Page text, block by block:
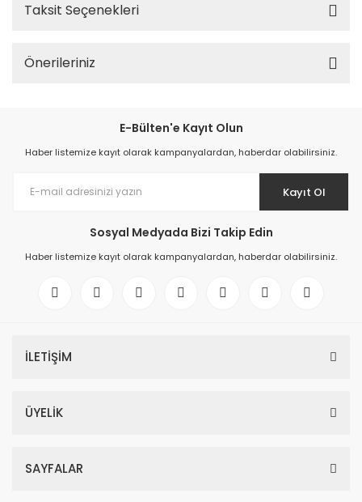
Taksit Seçenekleri
Önerileriniz
E-Bülten'e Kayıt Olun
Haber listemize kayıt olarak kampanyalardan, haberdar olabilirsiniz.
Kayıt Ol
Sosyal Medyada Bizi Takip Edin
Haber listemize kayıt olarak kampanyalardan, haberdar olabilirsiniz.
İLETİŞİM
ÜYELİK
SAYFALAR